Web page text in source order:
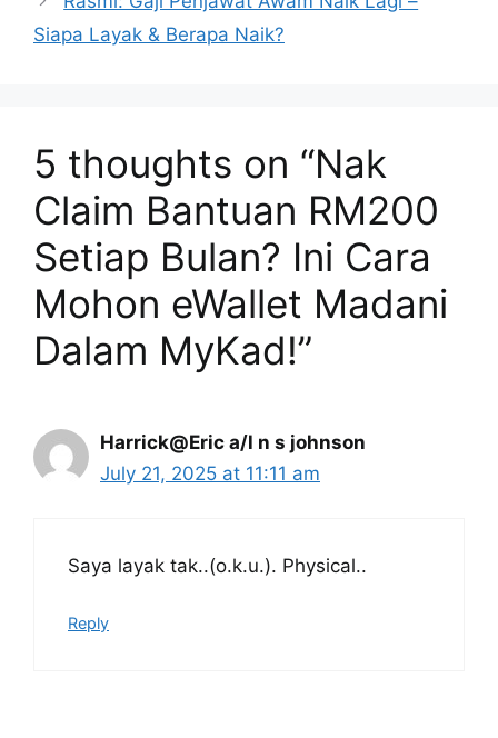
Siapa Layak & Berapa Naik?
5 thoughts on “Nak
Claim Bantuan RM200
Setiap Bulan? Ini Cara
Mohon eWallet Madani
Dalam MyKad!”
Harrick@Eric a/l n s johnson
July 21, 2025 at 11:11 am
Saya layak tak..(o.k.u.). Physical..
Reply